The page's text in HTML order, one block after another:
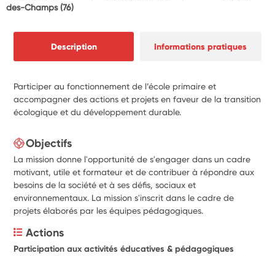
des-Champs(76)
Description Informations pratiques
Participer au fonctionnement de l’école primaire et
accompagner des actions et projets en faveur de la transition
écologique et du développement durable.
Objectifs
La mission donne l'opportunité de s'engager dans un cadre
motivant, utile et formateur et de contribuer à répondre aux
besoins de la société et à ses défis, sociaux et
environnementaux. La mission s'inscrit dans le cadre de
projets élaborés par les équipes pédagogiques.
Actions
Participation aux activités éducatives & pédagogiques